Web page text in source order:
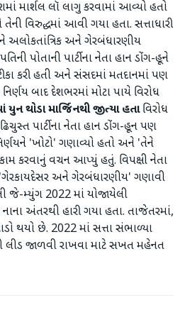
માર્શલ લૉ લાગુ કરવામાં આવ્યો હતો
તેની વિરુદ્ધમાં આવી ગયા હતા. સત્તાધારી
અને ગેરબંધારણીય
પોતાની પાર્ટીના નેતા હાન ડોંગ-હૂને
કરી હતી અને સંસદમાં મતદાનમાં પણ
બાદ દેશભરમાં મોટા પાયે વિરોધ
યુનથોડામાર્જિનથીજીત્યા હતાવિરોધ
પાર્ટીના નેતા હાન ડોંગ-હૂન પણ
'ખોટો' ગણાવ્યો હતો અને 'તેને
કરવાનું વચન આપ્યું હતું. વિપક્ષી નેતા
અને ગેરબંધારણીય' ગણાવી
જે-મ્યુંગ 2022 માં યોજાયેલી
નાના અંતરથી હારી ગયા હતા. તાજેતરમાં,
થયો છે. 2022 માં સત્તા સંભાળ્યા
લીડ જાળવી રાખવા માટે સખત મહેનત